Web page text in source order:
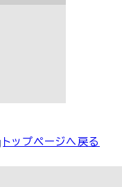
トップページへ戻る